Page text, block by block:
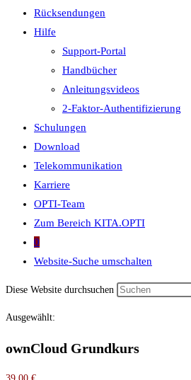
Rücksendungen
Hilfe
Support-Portal
Handbücher
Anleitungsvideos
2-Faktor-Authentifizierung
Schulungen
Download
Telekommunikation
Karriere
OPTI-Team
Zum Bereich KITA.OPTI
0
Website-Suche umschalten
Diese Website durchsuchen
Ausgewählt:
ownCloud Grundkurs